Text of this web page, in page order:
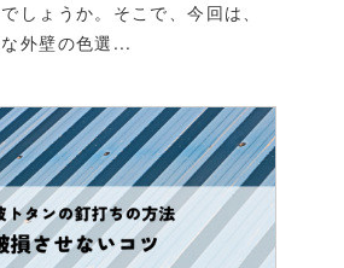
しょうか。そこで、今回は、
外壁の色選...